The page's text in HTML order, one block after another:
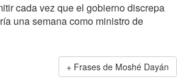
cada vez que el gobierno discrepa
una semana como ministro de
Frases de Moshé Dayán